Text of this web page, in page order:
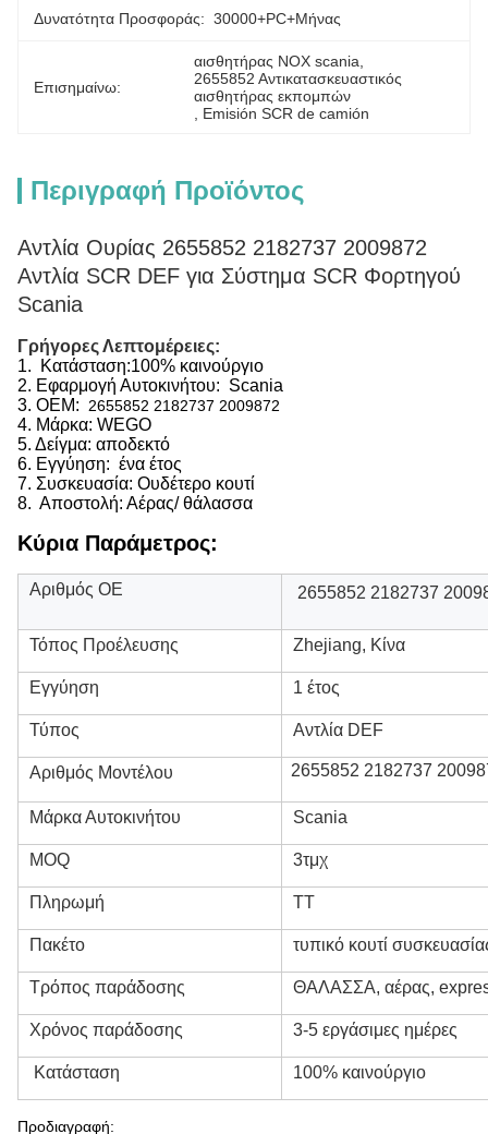
Δυνατότητα Προσφοράς: 30000+PC+μήνας
Επισημαίνω:
αισθητήρας NOX scania
2655852 Αντικατασκευαστικός
αισθητήρας εκπομπών
Emisión SCR de camión
Περιγραφή Προϊόντος
Αντλία Ουρίας 2655852 2182737 2009872
Αντλία SCR DEF για Σύστημα SCR Φορτηγού
Scania
Γρήγορες Λεπτομέρειες:
1. Κατάσταση:100% καινούργιο
2. Εφαρμογή Αυτοκινήτου: Scania
3. OEM: 2655852 2182737 2009872
4. Μάρκα: WEGO
5. Δείγμα: αποδεκτό
6. Εγγύηση: ένα έτος
7. Συσκευασία: Ουδέτερο κουτί
8. Αποστολή: Αέρας/ θάλασσα
Κύρια Παράμετρος:
Αριθμός ΟΕ 2655852 2182737
Τόπος Προέλευσης Zhejiang, Κίνα
Εγγύηση 1 έτος
Τύπος Αντλία DEF
Αριθμός Μοντέλου 2655852 2182737
Μάρκα Αυτοκινήτου Scania
MOQ 3τμχ
Πληρωμή TT
Πακέτο τυπικό κουτί
Τρόπος παράδοσης ΘΑΛΑΣΣΑ, αέρας,
Χρόνος παράδοσης 3-5 εργάσιμες ημέρες
Κατάσταση 100% καινούργιο
Προδιαγραφή: